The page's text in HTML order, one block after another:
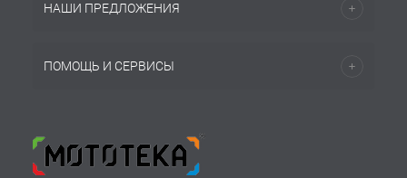
НАШИ ПРЕДЛОЖЕНИЯ
ПОМОЩЬ И СЕРВИСЫ